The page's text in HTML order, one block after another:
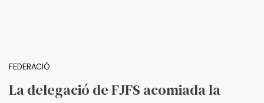
FEDERACIÓ
La delegació de FJFS acomiada la